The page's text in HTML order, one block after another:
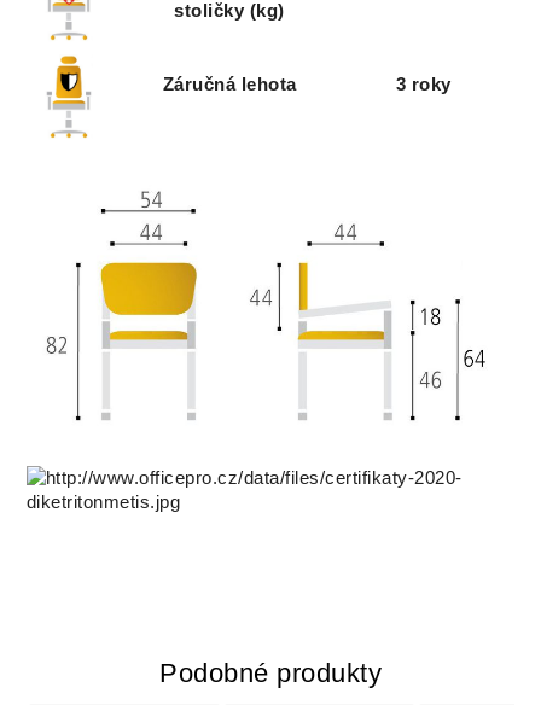
stoličky (kg)
Záručná lehota 3 roky
Podobné produkty